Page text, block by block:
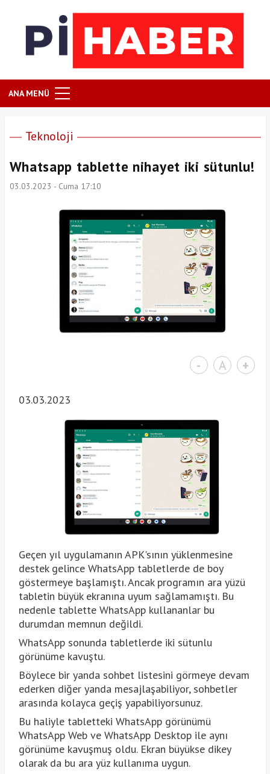
ANA MENÜ
Teknoloji
Whatsapp tablette nihayet iki sütunlu!
03.03.2023 - Cuma 17:10
- A +
03.03.2023
Geçen yıl uygulamanın APK'sının yüklenmesine
destek gelince WhatsApp tabletlerde de boy
göstermeye başlamıştı. Ancak programın ara yüzü
tabletin büyük ekranına uyum sağlamamıştı. Bu
nedenle tablette WhatsApp kullananlar bu
durumdan memnun değildi.
WhatsApp sonunda tabletlerde iki sütunlu
görünüme kavuştu.
Böylece bir yanda sohbet listesini görmeye devam
ederken diğer yanda mesajlaşabiliyor, sohbetler
arasında kolayca geçiş yapabiliyorsunuz.
Bu haliyle tabletteki WhatsApp görünümü
WhatsApp Web ve WhatsApp Desktop ile aynı
görünüme kavuşmuş oldu. Ekran büyükse dikey
olarak da bu ara yüz kullanıma uygun.